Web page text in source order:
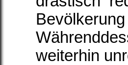
weiterhin